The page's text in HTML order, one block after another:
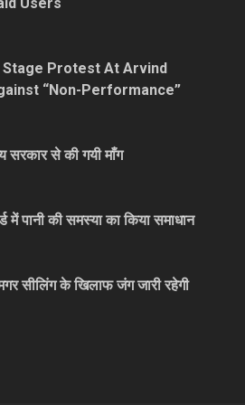
Stage Protest At Arvind
“Non-Performance”
सरकार से की गयी माँग
पानी की समस्या का किया समाधान
सीलिंग के खिलाफ जंग जारी रहेगी